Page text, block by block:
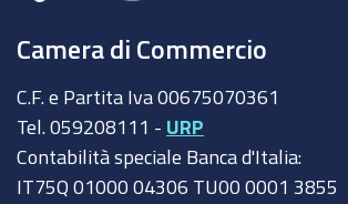
Camera di Commercio
C.F. e Partita Iva 00675070361
Tel. 059208111 - URP
Contabilità speciale Banca d'Italia:
IT75Q 01000 04306 TU00 0001 3855